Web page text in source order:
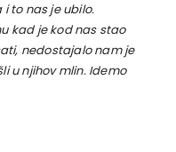
i to nas je ubilo.
kad je kod nas stao
nedostajalo nam je
u njihov mlin. Idemo